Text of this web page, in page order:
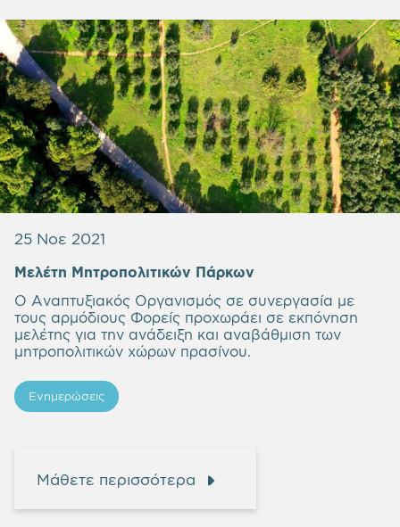
25 Νοε 2021
Μελέτη Μητροπολιτικών Πάρκων
Ο Αναπτυξιακός Οργανισμός σε συνεργασία με
τους αρμόδιους Φορείς προχωράει σε εκπόνηση
μελέτης για την ανάδειξη και αναβάθμιση των
μητροπολιτικών χώρων πρασίνου.
Ενημερώσεις
Μάθετε περισσότερα